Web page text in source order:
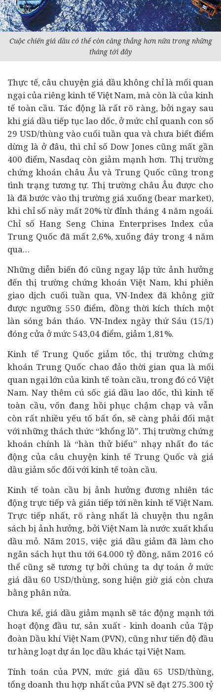
Cuộc chiến giá dầu có thể còn căng thẳng hơn nữa trong những
tháng tới đây
Thực tế, câu chuyện giá dầu không chỉ là mối quan
ngại của riêng kinh tế Việt Nam, mà còn là của kinh
tế toàn cầu. Tác động là rất rõ ràng, bởi ngay sau
khi giá dầu tiếp tục lao dốc, ở mức chỉ quanh con số
29 USD/thùng vào cuối tuần qua và chưa biết điểm
dừng là ở đâu, thì chỉ số Dow Jones cũng mất gần
400 điểm, Nasdaq còn giảm mạnh hơn. Thị trường
chứng khoán châu Âu và Trung Quốc cũng trong
tình trạng tương tự. Thị trường châu Âu được cho
là đã bước vào thị trường giá xuống (bear market),
khi chỉ số này mất 20% từ đỉnh tháng 4 năm ngoái.
Chỉ số Hang Seng China Enterprises Index của
Trung Quốc đã mất 2,6%, xuống đáy trong 4 năm
qua…
Những diễn biến đó cũng ngay lập tức ảnh hưởng
đến thị trường chứng khoán Việt Nam, khi phiên
giao dịch cuối tuần qua, VN-Index đã không giữ
được ngưỡng 550 điểm, đồng thời kích thích một
làn sóng bán tháo. VN-Index ngày thứ Sáu (15/1)
đóng cửa ở mức 543,04 điểm, giảm 1,81%.
Kinh tế Trung Quốc giảm tốc, thị trường chứng
khoán Trung Quốc chao đảo thời gian qua là mối
quan ngại lớn của kinh tế toàn cầu, trong đó có Việt
Nam. Nay thêm cú sốc giá dầu lao dốc, thì kinh tế
toàn cầu, vốn đang hồi phục chậm chạp và vẫn
còn rất nhiều yếu tố bất ổn, sẽ càng phải đối mặt
với những thách thức “khổng lồ”. Thị trường chứng
khoán chính là “hàn thử biểu” nhạy nhất đo tác
động của câu chuyện kinh tế Trung Quốc và giá
dầu giảm sốc đối với kinh tế toàn cầu.
Kinh tế toàn cầu bị ảnh hưởng đương nhiên tác
động trực tiếp và gián tiếp tới nền kinh tế Việt Nam.
Trực tiếp nhất, rõ ràng nhất là chuyện thu ngân
sách bị ảnh hưởng, bởi Việt Nam là nước xuất khẩu
dầu mỏ. Năm 2015, việc giá dầu giảm đã làm cho
ngân sách hụt thu tới 64.000 tỷ đồng, năm 2016 có
thể cũng sẽ tương tự bởi chúng ta dự toán ở mức
giá dầu 60 USD/thùng, song hiện giờ giá còn chưa
bằng phân nửa.
Chưa kể, giá dầu giảm mạnh sẽ tác động mạnh tới
hoạt động đầu tư, sản xuất - kinh doanh của Tập
đoàn Dầu khí Việt Nam (PVN), cũng như tiến độ đầu
tư hàng loạt dự ánlọc dầu khác tại Việt Nam.
Tính toán của PVN, mức giá dầu 65 USD/thùng,
tổng doanh thu hợp nhất của PVN sẽ đạt 275.300 tỷ